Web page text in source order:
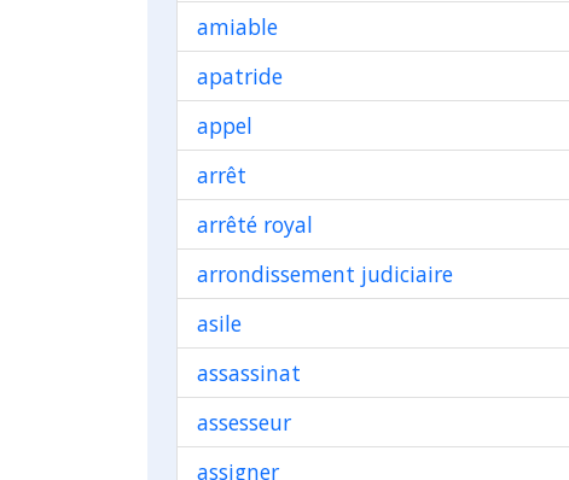
amiable
apatride
appel
arrêt
arrêté royal
arrondissement judiciaire
asile
assassinat
assesseur
assigner